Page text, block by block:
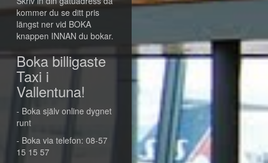
kommer du se ditt pris
längst ner vid BOKA
knappen INNAN du bokar.
Boka billigaste
Taxi i
Vallentuna!
- Boka själv online dygnet
runt
- Boka via telefon: 08-57
15 15 57